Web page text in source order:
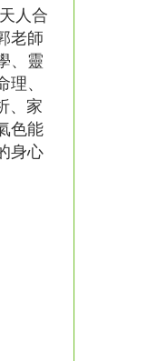
人合
老師
、靈
、
、家
色能
身心